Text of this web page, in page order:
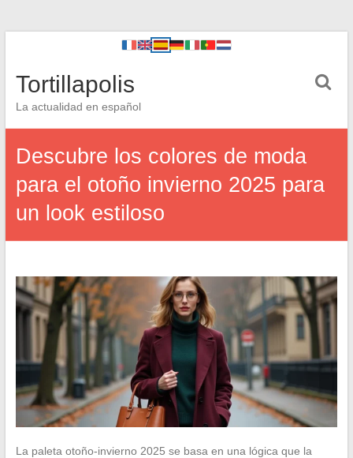
Tortillapolis
La actualidad en español
Descubre los colores de moda
para el otoño invierno 2025 para
un look estiloso
La paleta otoño-invierno 2025 se basa en una lógica que la